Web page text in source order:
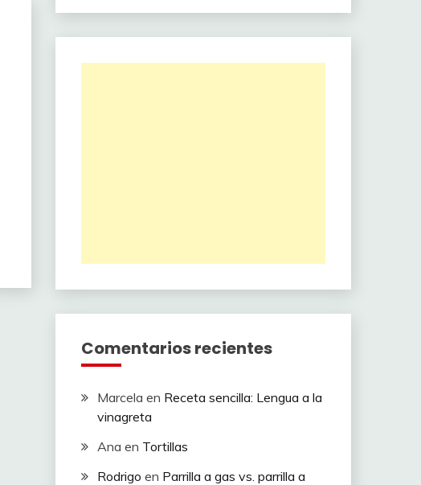
Comentarios recientes
Marcela en Receta sencilla: Lengua a la
vinagreta
Ana en Tortillas
Rodrigo en Parrilla a gas vs. parrilla a